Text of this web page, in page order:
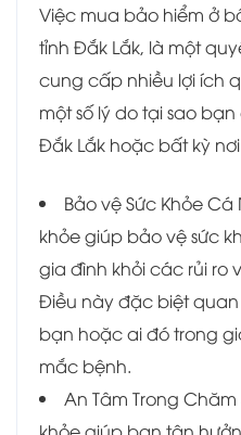
Việc mua bảo hiểm ở
tỉnh Đắk Lắk, là một
cung cấp nhiều lợi ích
một số lý do tại sao
Đắk Lắk hoặc bất kỳ
Bảo vệ Sức Khỏe
khỏe giúp bảo vệ sức
gia đình khỏi các rủi ro
Điều này đặc biệt
bạn hoặc ai đó trong
mắc bệnh.
An Tâm Trong Chăm